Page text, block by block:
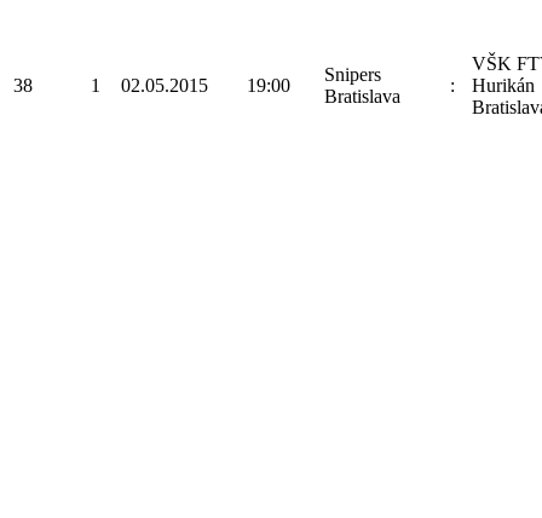
38 1 02.05.2015 19:00
Snipers
Bratislava
:
VŠK
Hurikán